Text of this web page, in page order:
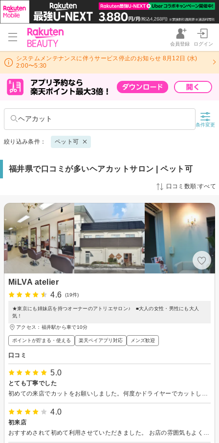
会員登録 ログイン
システムメンテナンスに伴うサービス停止のお知らせ 8月12日 (水)
2:00〜5:30
ヘアカット
条件変更
絞り込み条件： ペット可
福井県で口コミが多いヘアカットサロン | ペット可
口コミ数順:すべて
MiLVA atelier
4.6
(19件)
★東京にも姉妹店を持つオーナーのアトリエサロン♪ ■大人の女性・男性にも大人
気！
アクセス：福井駅から車で10分
ポイントが貯まる・使える 楽天ペイアプリ対応 メンズ歓迎
口コミ
5.0
とても丁寧でした
4.0
初来店